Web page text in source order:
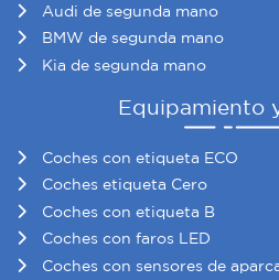
Audi de segunda mano
BMW de segunda mano
Kia de segunda mano
Equipamiento
Coches con etiqueta ECO
Coches etiqueta Cero
Coches con etiqueta B
Coches con faros LED
Coches con sensores de